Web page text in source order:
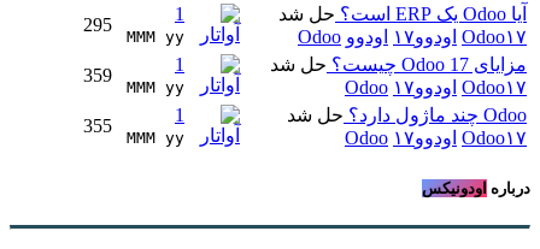
آیا Odoo یک ERP است؟
حل شد
Odoo۱۷ اودوو۱۷ اودوو Odoo
1
MMM yy
295
مزایای Odoo 17 چیست؟
حل شد
Odoo۱۷ اودوو۱۷ Odoo
1
MMM yy
359
Odoo چند ماژول دارد؟
حل شد
Odoo۱۷ اودوو۱۷ Odoo
1
MMM yy
355
درباره اودونیکس